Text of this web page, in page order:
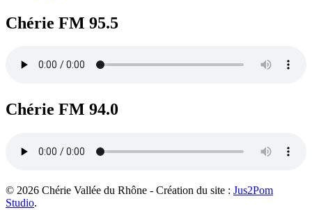
Chérie FM 95.5
Chérie FM 94.0
© 2026 Chérie Vallée du Rhône - Création du site : Jus2Pom
Studio.